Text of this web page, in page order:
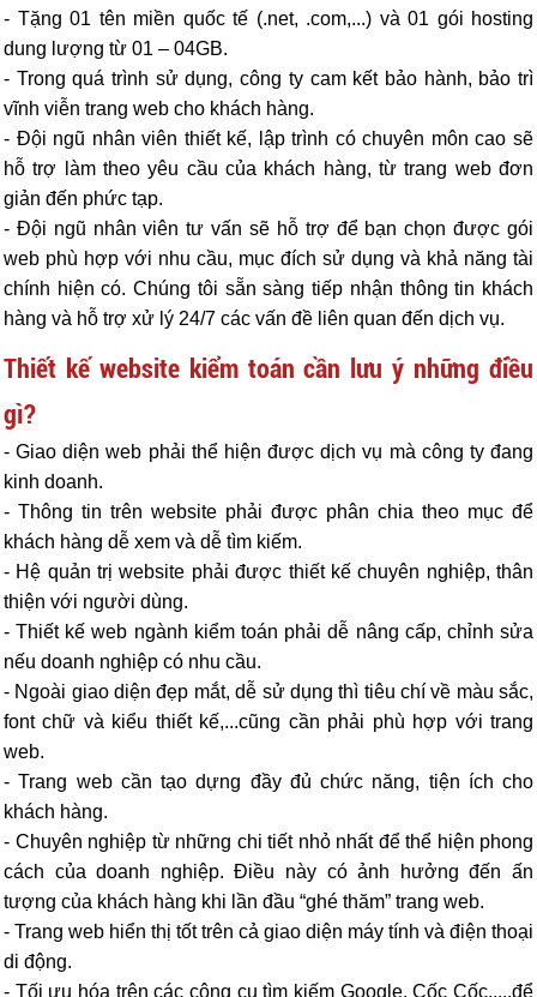
- Tặng 01 tên miền quốc tế (.net, .com,...) và 01 gói hosting
dung lượng từ 01 – 04GB.
- Trong quá trình sử dụng, công ty cam kết bảo hành, bảo trì
vĩnh viễn trang web cho khách hàng.
- Đội ngũ nhân viên thiết kế, lập trình có chuyên môn cao sẽ
hỗ trợ làm theo yêu cầu của khách hàng, từ trang web đơn
giản đến phức tạp.
- Đội ngũ nhân viên tư vấn sẽ hỗ trợ để bạn chọn được gói
web phù hợp với nhu cầu, mục đích sử dụng và khả năng tài
chính hiện có. Chúng tôi sẵn sàng tiếp nhận thông tin khách
hàng và hỗ trợ xử lý 24/7 các vấn đề liên quan đến dịch vụ.
Thiết kế website kiểm toán cần lưu ý những điều
gì?
- Giao diện web phải thể hiện được dịch vụ mà công ty đang
kinh doanh.
- Thông tin trên website phải được phân chia theo mục để
khách hàng dễ xem và dễ tìm kiếm.
- Hệ quản trị website phải được thiết kế chuyên nghiệp, thân
thiện với người dùng.
- Thiết kế web ngành kiểm toán phải dễ nâng cấp, chỉnh sửa
nếu doanh nghiệp có nhu cầu.
- Ngoài giao diện đẹp mắt, dễ sử dụng thì tiêu chí về màu sắc,
font chữ và kiểu thiết kế,...cũng cần phải phù hợp với trang
web.
- Trang web cần tạo dựng đầy đủ chức năng, tiện ích cho
khách hàng.
- Chuyên nghiệp từ những chi tiết nhỏ nhất để thể hiện phong
cách của doanh nghiệp. Điều này có ảnh hưởng đến ấn
tượng của khách hàng khi lần đầu “ghé thăm” trang web.
- Trang web hiển thị tốt trên cả giao diện máy tính và điện thoại
di động.
- Tối ưu hóa trên các công cụ tìm kiếm Google, Cốc Cốc,....để